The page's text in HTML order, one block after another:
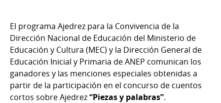
El programa Ajedrez para la Convivencia de la
Dirección Nacional de Educación del Ministerio de
Educación y Cultura (MEC) y la Dirección General de
Educación Inicial y Primaria de ANEP comunican los
ganadores y las menciones especiales obtenidas a
partir de la participación en el concurso de cuentos
cortos sobre Ajedrez“Piezas y palabras”.